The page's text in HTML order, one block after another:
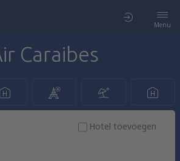
Menu
Caraibes
Hotel toevoegen